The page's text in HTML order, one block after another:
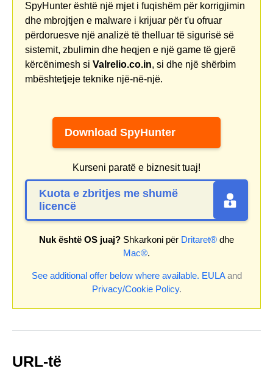
SpyHunter është një mjet i fuqishëm për korrigjimin
dhe mbrojtjen e malware i krijuar për t'u ofruar
përdoruesve një analizë të thelluar të sigurisë së
sistemit, zbulimin dhe heqjen e një game të gjerë
kërcënimesh si Valrelio.co.in, si dhe një shërbim
mbështetjeje teknike një-në-një.
Download SpyHunter
Kurseni paratë e biznesit tuaj!
Kuota e zbritjes me shumë
licencë
Nuk është OS juaj? Shkarkoni për Dritaret® dhe
Mac®.
See additional offer below where available. EULAand
Privacy/Cookie Policy.
URL-të